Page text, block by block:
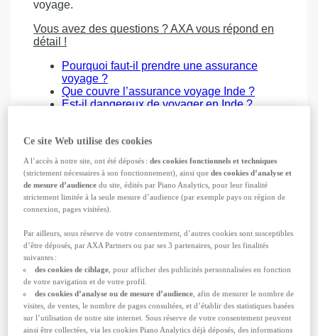
voyage.
Vous avez des questions ? AXA vous répond en
détail !
Pourquoi faut-il prendre une assurance
voyage ?
Que couvre l’assurance voyage Inde ?
Est-il dangereux de voyager en Inde ?
FAQ
Guide pratique pour préparer votre voyage en
Inde
Dangers et conseils de sécurité quand on
part en Inde
Que faire et que voir en Inde ? Découvrez
nos idées et nos coups de cœur
OBTENEZ VOTRE DEVIS GRATUIT
Ce site Web utilise des cookies
A l’accès à notre site, ont été déposés :des cookies fonctionnels et techniques
(strictement nécessaires à son fonctionnement), ainsi quedes cookies d’analyse et
de mesure d’audience du site, édités par Piano Analytics, pour leur finalité
strictement limitée à la seule mesure d’audience (par exemple pays ou région de
connexion, pages visitées).
Par ailleurs, sous réserve de votre consentement, d’autres cookies sont susceptibles
d’être déposés, par AXA Partners ou par ses 3 partenaires, pour les finalités
suivantes :
des cookies de ciblage, pour afficher des publicités personnalisées en fonction
de votre navigation et de votre profil.
des cookies d’analyse ou de mesure d’audience, afin de mesurer le nombre de
visites, de ventes, le nombre de pages consultées, et d’établir des statistiques basées
sur l’utilisation de notre site internet. Sous réserve de votre consentement peuvent
ainsi être collectées, via les cookies Piano Analytics déjà déposés, des informations